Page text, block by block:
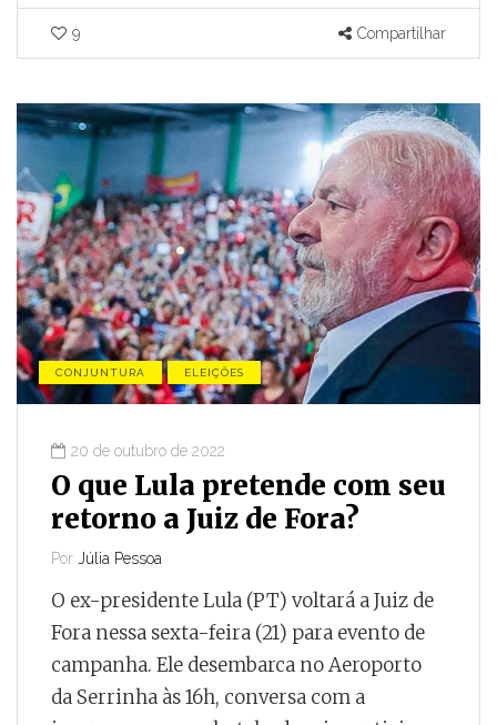
9 Compartilhar
CONJUNTURA ELEIÇÕES
20 de outubro de 2022
O que Lula pretende com seu
retorno a Juiz de Fora?
Por Júlia Pessoa
O ex-presidente Lula (PT) voltará a Juiz de
Fora nessa sexta-feira (21) para evento de
campanha. Ele desembarca no Aeroporto
da Serrinha às 16h, conversa com a